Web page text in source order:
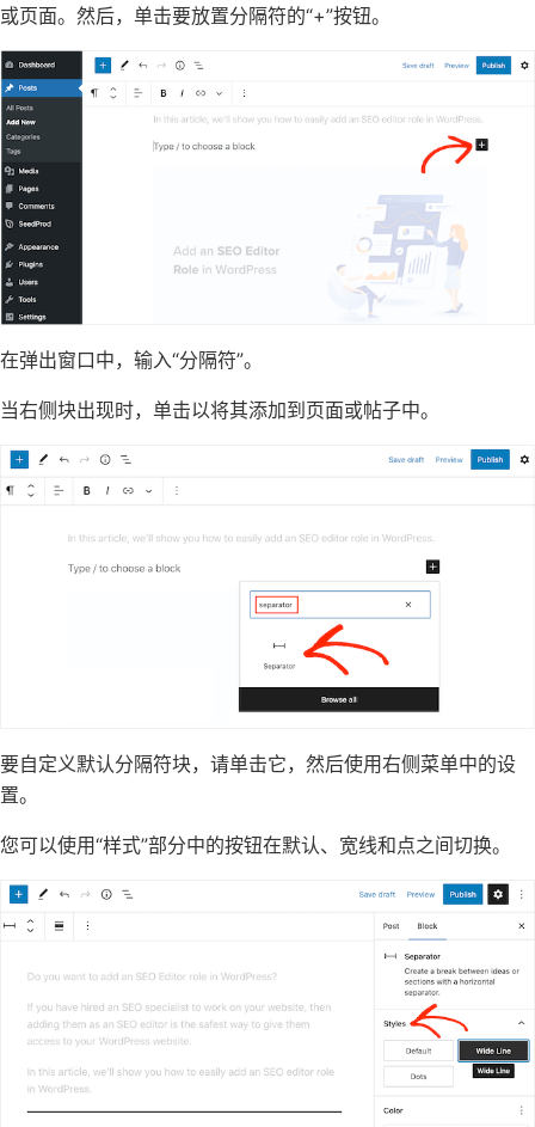
或页面。然后，单击要放置分隔符的“+”按钮。
在弹出窗口中，输入“分隔符”。
当右侧块出现时，单击以将其添加到页面或帖子中。
要自定义默认分隔符块，请单击它，然后使用右侧菜单中的设
置。
您可以使用“样式”部分中的按钮在默认、宽线和点之间切换。